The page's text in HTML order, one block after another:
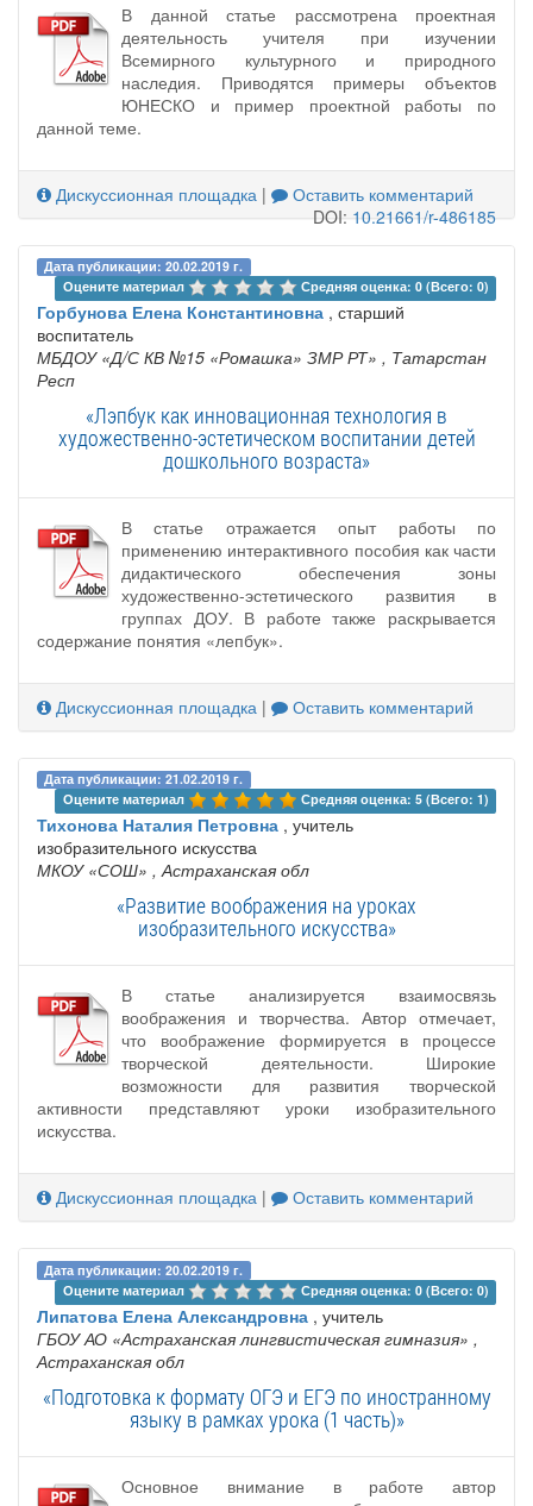
В данной статье рассмотрена проектная
деятельность учителя при изучении
Всемирного культурного и природного
наследия. Приводятся примеры объектов
ЮНЕСКО и пример проектной работы по
данной теме.
Дискуссионная площадка |
Оставить комментарий
DOI:10.21661/r-486185
Дата публикации: 20.02.2019 г.
Оцените материал
Средняя оценка: 0 (Всего: 0)
Горбунова Елена Константиновна , старший
воспитатель
МБДОУ «Д/С КВ №15 «Ромашка» ЗМР РТ» , Татарстан
Респ
«Лэпбук как инновационная технология в
художественно-эстетическом воспитании детей
дошкольного возраста»
В статье отражается опыт работы по
применению интерактивного пособия как части
дидактического обеспечения зоны
художественно-эстетического развития в
группах ДОУ. В работе также раскрывается
содержание понятия «лепбук».
Дискуссионная площадка | Оставить комментарий
Дата публикации: 21.02.2019 г.
Оцените материал
Средняя оценка: 5 (Всего: 1)
Тихонова Наталия Петровна , учитель
изобразительного искусства
МКОУ «СОШ» , Астраханская обл
«Развитие воображения на уроках
изобразительного искусства»
В статье анализируется взаимосвязь
воображения и творчества. Автор отмечает,
что воображение формируется в процессе
творческой деятельности. Широкие
возможности для развития творческой
активности представляют уроки изобразительного
искусства.
Дискуссионная площадка | Оставить комментарий
Дата публикации: 20.02.2019 г.
Оцените материал
Средняя оценка: 0 (Всего: 0)
Липатова Елена Александровна , учитель
ГБОУ АО «Астраханская лингвистическая гимназия» ,
Астраханская обл
«Подготовка к формату ОГЭ и ЕГЭ по иностранному
языку в рамках урока (1 часть)»
Основное внимание в работе автор